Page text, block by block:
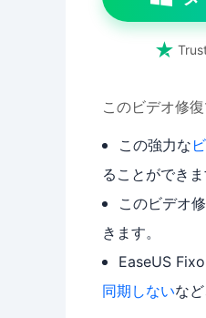

このビデオ修
この強力な
ることができま
このビデオ
きます。
EaseUS Fixo
同期しないな